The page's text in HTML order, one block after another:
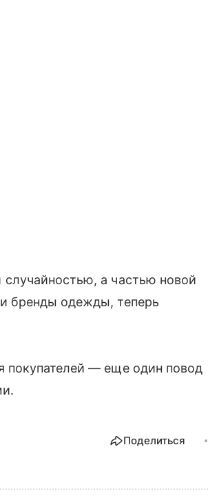
случайностью, а частью новой
бренды одежды, теперь
покупателей — еще один повод
Поделиться